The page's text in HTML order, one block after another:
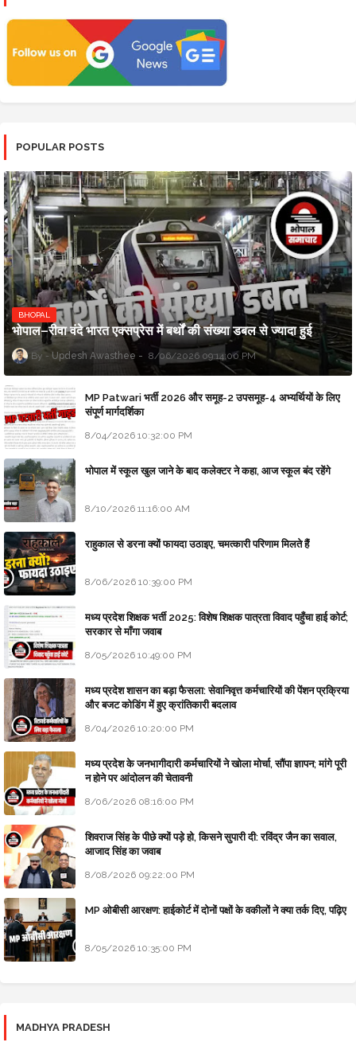
POPULAR POSTS
BHOPAL
भोपाल–रीवा वंदे भारत एक्सप्रेस में बर्थों की संख्या डबल से ज्यादा हुई
Updesh Awasthee 8/06/2026 09:14:00 PM
MP Patwari भर्ती 2026 और समूह-2 उपसमूह-4 अभ्यर्थियों के लिए
संपूर्ण मार्गदर्शिका
8/04/2026 10:32:00 PM
भोपाल में स्कूल खुल जाने के बाद कलेक्टर ने कहा, आज स्कूल बंद रहेंगे
8/10/2026 11:16:00 AM
राहुकाल से डरना क्यों फायदा उठाइए, चमत्कारी परिणाम मिलते हैं
8/06/2026 10:39:00 PM
मध्य प्रदेश शिक्षक भर्ती 2025: विशेष शिक्षक पात्रता विवाद पहुँचा हाई कोर्ट;
सरकार से माँगा जवाब
8/05/2026 10:49:00 PM
मध्य प्रदेश शासन का बड़ा फैसला: सेवानिवृत्त कर्मचारियों की पेंशन प्रक्रिया
और बजट कोडिंग में हुए क्रांतिकारी बदलाव
8/04/2026 10:20:00 PM
मध्य प्रदेश के जनभागीदारी कर्मचारियों ने खोला मोर्चा, सौंपा ज्ञापन; मांगे पूरी
न होने पर आंदोलन की चेतावनी
8/06/2026 08:16:00 PM
शिवराज सिंह के पीछे क्यों पड़े हो, किसने सुपारी दी: रविंद्र जैन का सवाल,
आजाद सिंह का जवाब
8/08/2026 09:22:00 PM
MP ओबीसी आरक्षण: हाईकोर्ट में दोनों पक्षों के वकीलों ने क्या तर्क दिए, पढ़िए
8/05/2026 10:35:00 PM
MADHYA PRADESH